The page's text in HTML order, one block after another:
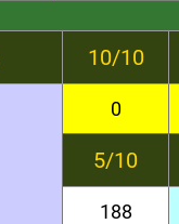
10/10
0
5/10
188